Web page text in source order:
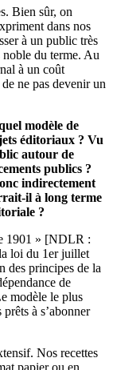
Bien sûr, on
dans nos
à un public très
noble du terme. Au
à un coût
ne pas devenir un
modèle de
éditoriaux ? Vu
autour de
publics ?
indirectement
il à long terme
?
1901 » [NDLR :
loi du 1er juillet
des principes de la
de
modèle le plus
à s’abonner
Nos recettes